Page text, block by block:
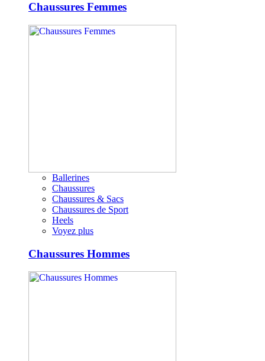
Chaussures Femmes
Ballerines
Chaussures
Chaussures & Sacs
Chaussures de Sport
Heels
Voyez plus
Chaussures Hommes